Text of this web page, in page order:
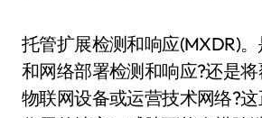
托管扩展检测和响应(MXDR)
和网络部署检测和响应?还是
物联网设备或运营技术网络?